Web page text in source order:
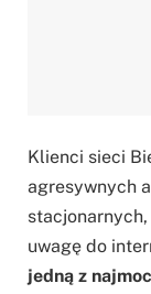
Klienci sieci
agresywnych
uwagę do
jedną z